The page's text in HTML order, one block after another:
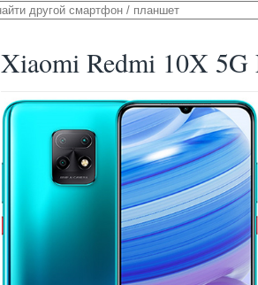
Xiaomi Redmi 10X 5G